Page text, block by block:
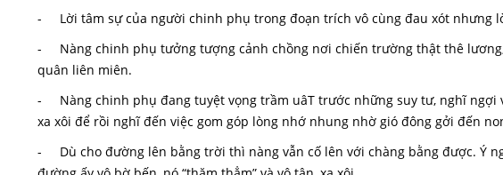
- Lời tâm sự của người chinh phụ trong đoạn trích vô cùng đau xót nhưng
- Nàng chinh phụ tưởng tượng cảnh chồng nơi chiến trường thật thê
quân liên miên.
- Nàng chinh phụ đang tuyệt vọng trầm uâT trước những suy tư, nghĩ ngợi
xa xôi để rồi nghĩ đến việc gom góp lòng nhớ nhung nhờ gió đông gởi đến
- Dù cho đường lên bằng trời thì nàng vẫn cố lên với chàng bằng được. Ý